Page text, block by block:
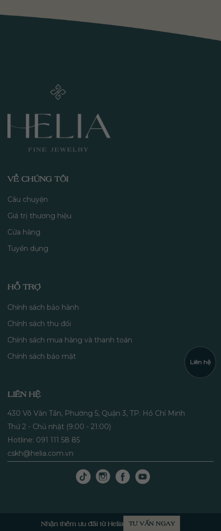
VỀ CHÚNG TÔI
Câu chuyện
Giá trị thương hiệu
Cửa hàng
Tuyển dụng
HỖ TRỢ
Chính sách bảo hành
Chính sách thu đổi
Chính sách mua hàng và thanh toán
Chính sách bảo mật
LIÊN HỆ
430 Võ Văn Tần, Phường 5, Quận 3, TP. Hồ Chí Minh
Thứ 2 - Chủ nhật (9:00 - 21:00)
Hotline: 091 111 58 85
cskh@helia.com.vn
Liên hệ
Nhận thêm ưu đãi từ Helia TƯ VẤN NGAY